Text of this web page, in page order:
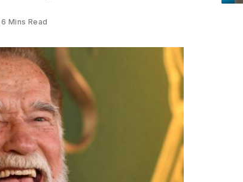
6 Mins Read